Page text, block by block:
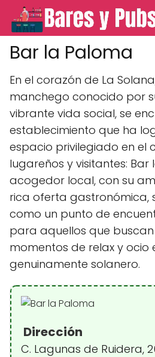
Bar la Paloma
En el corazón de La
manchego conocido por
vibrante vida social, se
establecimiento que ha
espacio privilegiado en el
lugareños y visitantes: Bar
acogedor local, con su
rica oferta gastronómica,
como un punto de
para aquellos que
momentos de relax y ocio
genuinamente solanero.
Dirección
C. Lagunas de Ruidera,